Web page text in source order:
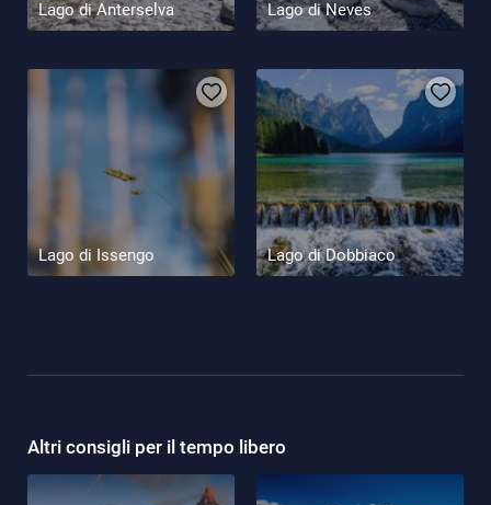
Lago di Anterselva Lago di Neves
Lago di Issengo Lago di Dobbiaco
Altri consigli per il tempo libero